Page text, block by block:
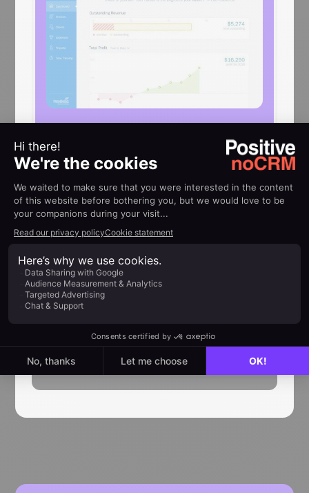
HILFE
Implementierungsleitfäden
FreshBooks
Machen Sie Ihre Buchhalter Aufgaben
leicht. Erstellen Sie FreshBooks
Schätzungen und Rechnungen direkt in
einem Lead.
Mehr erfahren